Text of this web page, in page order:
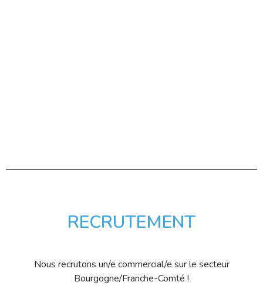
RECRUTEMENT
Nous recrutons un/e commercial/e sur le secteur
Bourgogne/Franche-Comté !